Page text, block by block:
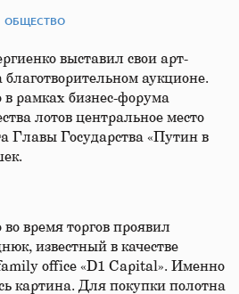
ОБЩЕСТВО
выставил свои арт-
аукционе.
рамках бизнес-форума
лотов центральное место
Главы Государства «Путин в
время торгов проявил
известный в качестве
office «D1 Capital». Именно
картина. Для покупки полотна